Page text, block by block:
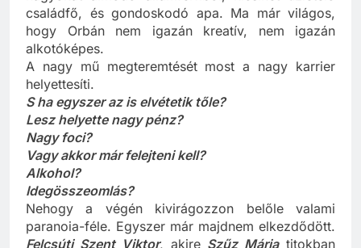
nagyokat álmodó államférfiból, kicsiket üzletelő
családfő, és gondoskodó apa. Ma már világos,
hogy Orbán nem igazán kreatív, nem igazán
alkotóképes.
A nagy mű megteremtését most a nagy karrier
helyettesíti.
S ha egyszer az is elvétetik tőle?
Lesz helyette nagy pénz?
Nagy foci?
Vagy akkor már felejteni kell?
Alkohol?
Idegösszeomlás?
Nehogy a végén kivirágozzon belőle valami
paranoia-féle. Egyszer már majdnem elkezdődött.